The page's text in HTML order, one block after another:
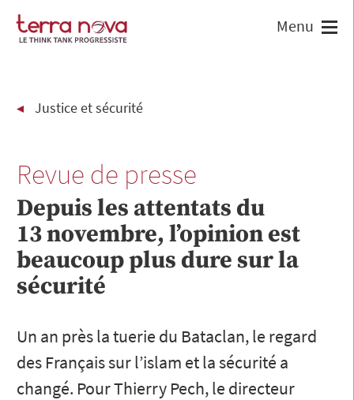
Justice et sécurité
Revue de presse
Depuis les attentats du
13 novembre, l’opinion est
beaucoup plus dure sur la
sécurité
Un an près la tuerie du Bataclan, le regard
des Français sur l’islam et la sécurité a
changé. Pour Thierry Pech, le directeur